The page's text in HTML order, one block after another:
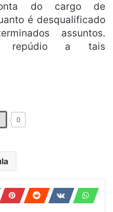
do cargo de
é desqualificado
assuntos.
repúdio a tais
0